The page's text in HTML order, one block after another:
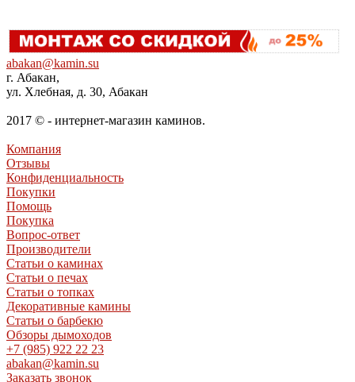
abakan@kamin.su
г. Абакан,
ул. Хлебная, д. 30, Абакан
2017 © - интернет-магазин каминов.
Компания
Отзывы
Конфиденциальность
Покупки
Помощь
Покупка
Вопрос-ответ
Производители
Статьи о каминах
Статьи о печах
Статьи о топках
Декоративные камины
Статьи о барбекю
Обзоры дымоходов
+7 (985) 922 22 23
abakan@kamin.su
Заказать звонок